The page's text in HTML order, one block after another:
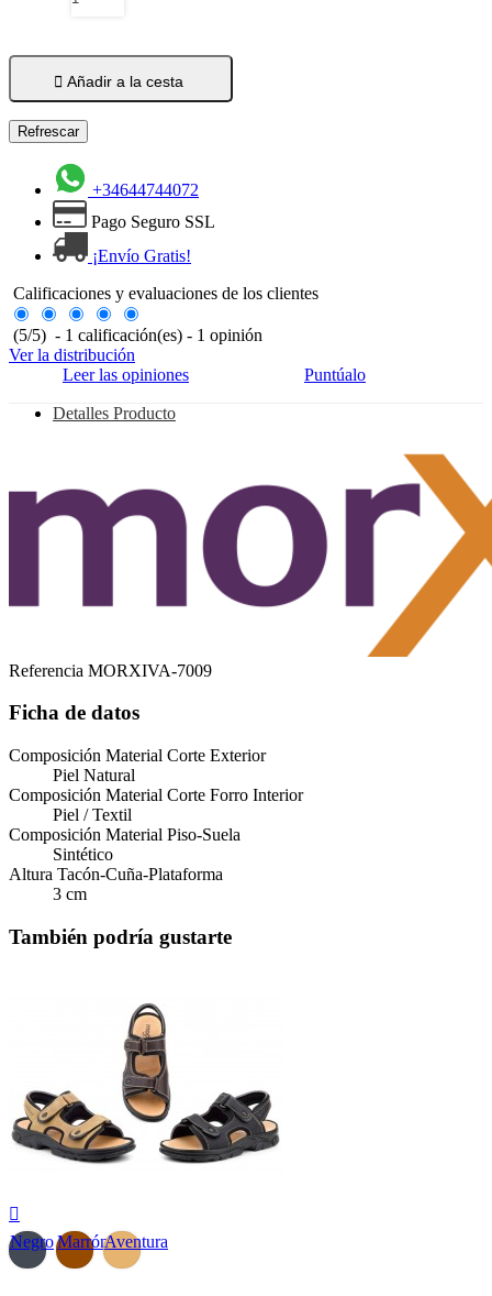
 Añadir a la cesta
+34644744072
Pago Seguro SSL
¡Envío Gratis!
Calificaciones y evaluaciones de los clientes
(5/5) - 1 calificación(es) - 1 opinión
Ver la distribución
Leer las opiniones
Puntúalo
Detalles Producto
Referencia MORXIVA-7009
Ficha de datos
Composición Material Corte Exterior
Piel Natural
Composición Material Corte Forro Interior
Piel / Textil
Composición Material Piso-Suela
Sintético
Altura Tacón-Cuña-Plataforma
3 cm
También podría gustarte

NegroMarrónAventura